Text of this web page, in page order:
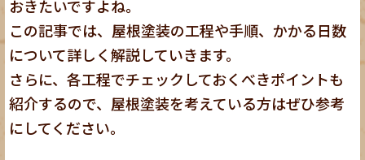
おきたいですよね。
この記事では、屋根塗装の工程や手順、かかる日数
について詳しく解説していきます。
さらに、各工程でチェックしておくべきポイントも
紹介するので、屋根塗装を考えている方はぜひ参考
にしてください。